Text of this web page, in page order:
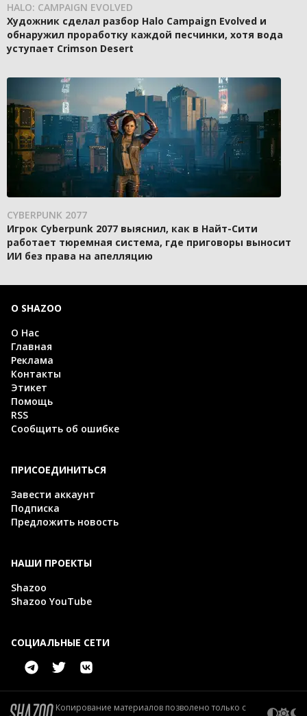
HALO: CAMPAIGN EVOLVED
Художник сделал разбор Halo Campaign Evolved и
обнаружил проработку каждой песчинки, хотя вода
уступает Crimson Desert
CYBERPUNK 2077
Игрок Cyberpunk 2077 выяснил, как в Найт-Сити
работает тюремная система, где приговоры выносит
ИИ без права на апелляцию
О SHAZOO
О Нас
Главная
Реклама
Контакты
Этикет
Помощь
RSS
Сообщить об ошибке
ПРИСОЕДИНИТЬСЯ
Завести аккаунт
Подписка
Предложить новость
НАШИ ПРОЕКТЫ
Shazoo
Shazoo YouTube
СОЦИАЛЬНЫЕ СЕТИ
Копирование материалов позволено только с